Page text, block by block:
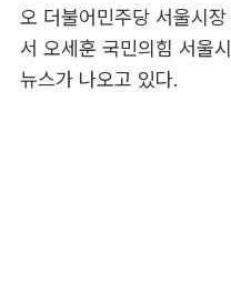
오 더불어민주당 서울시
서 오세훈 국민의힘 서울
뉴스가 나오고 있다.